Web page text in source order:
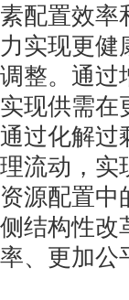
素配置效率
力实现更健
调整。通过
实现供需在
通过化解过
理流动，实
资源配置中
侧结构性改
率、更加公